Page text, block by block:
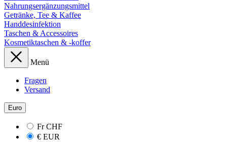
Nahrungsergänzungsmittel
Getränke, Tee & Kaffee
Handdesinfektion
Taschen & Accessoires
Kosmetiktaschen & -koffer
Menü
Fragen
Versand
Euro
FrCHF
€ EUR